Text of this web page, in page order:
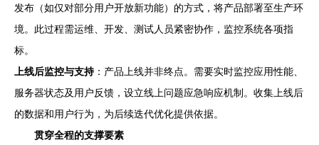
发布（如仅对部分用户开放新功能）的方式，将产品部署至生产环
境。此过程需运维、开发、测试人员紧密协作，监控系统各项指
标。
上线后监控与支持：产品上线并非终点。需要实时监控应用性能、
服务器状态及用户反馈，设立线上问题应急响应机制。收集上线后
的数据和用户行为，为后续迭代优化提供依据。
贯穿全程的支撑要素